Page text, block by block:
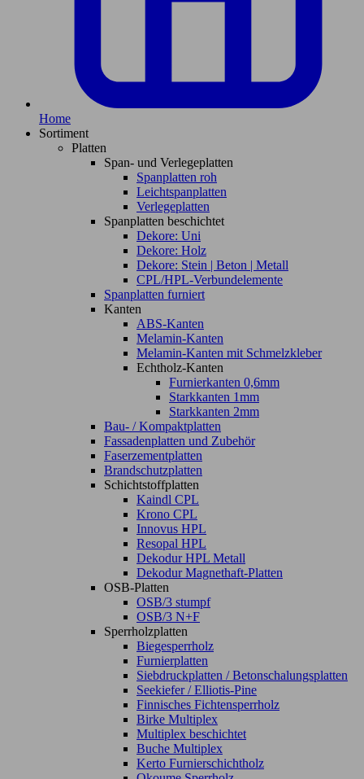
Home
Sortiment
Platten
Span- und Verlegeplatten
Spanplatten roh
Leichtspanplatten
Verlegeplatten
Spanplatten beschichtet
Dekore: Uni
Dekore: Holz
Dekore: Stein | Beton | Metall
CPL/HPL-Verbundelemente
Spanplatten furniert
Kanten
ABS-Kanten
Melamin-Kanten
Melamin-Kanten mit Schmelzkleber
Echtholz-Kanten
Furnierkanten 0,6mm
Starkkanten 1mm
Starkkanten 2mm
Bau- / Kompaktplatten
Fassadenplatten und Zubehör
Faserzementplatten
Brandschutzplatten
Schichtstoffplatten
Kaindl CPL
Krono CPL
Innovus HPL
Resopal HPL
Dekodur HPL Metall
Dekodur Magnethaft-Platten
OSB-Platten
OSB/3 stumpf
OSB/3 N+F
Sperrholzplatten
Biegesperrholz
Furnierplatten
Siebdruckplatten / Betonschalungsplatten
Seekiefer / Elliotis-Pine
Finnisches Fichtensperrholz
Birke Multiplex
Multiplex beschichtet
Buche Multiplex
Kerto Furnierschichtholz